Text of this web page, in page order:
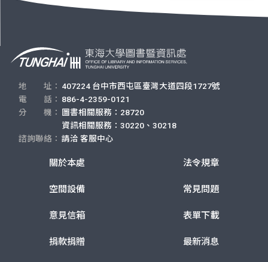
地 址： 407224 台中市西屯區臺灣大道四段1727號
電 話： 886-4-2359-0121
分 機：
圖書相關服務：28720
資訊相關服務：30220、30218
諮詢聯絡： 請洽 客服中心
關於本處
空間設備
意見信箱
捐款捐贈
法令規章
常見問題
表單下載
最新消息